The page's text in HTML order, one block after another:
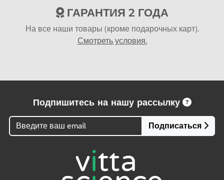
ГАРАНТИЯ 2 ГОДА
На все наши товары (кроме подарочных карт).
Смотреть условия.
Подпишитесь на нашу рассылку
Подписаться